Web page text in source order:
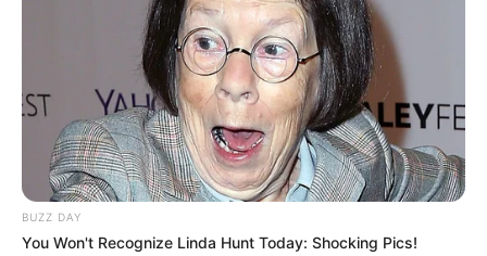
Pitacos de Lua
BUZZ DAY
You Won't Recognize Linda Hunt Today: Shocking Pics!